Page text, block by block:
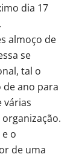
dia 17
almoço de
se
tal o
ano para
várias
o
de uma